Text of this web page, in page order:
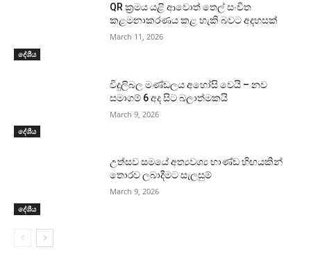
දේශීය
QR ක්‍රමය යළි ආවොත් තෙල් සංචිත
කළමනාකරණය කළ හැකි බවට අදහසක්
March 11, 2026
දේශීය
විදුලිබල මණ්ඩලය අහෝසි වෙයි – නව
සමාගම් 6 අද සිට බලාත්මකයි
March 9, 2026
දේශීය
උත්සව සමයේ අත්‍යවශ්‍ය භාණ්ඩ හිඟයකින්
තොරව ලබාදීමට සැලසුම්
March 9, 2026